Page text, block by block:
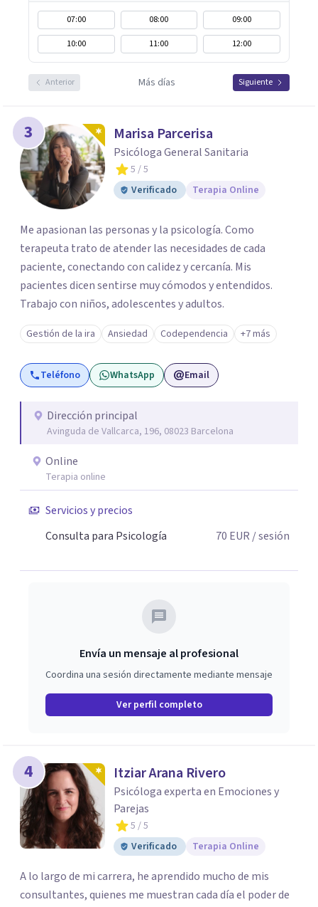
07:00 08:00
09:00
10:00
11:00 12:00
Anterior Más días Siguiente
3 Marisa Parcerisa
Psicóloga General Sanitaria
5 / 5
Verificado
Terapia Online
Me apasionan las personas y la psicología. Como
terapeuta trato de atender las necesidades de cada
paciente, conectando con calidez y cercanía. Mis
pacientes dicen sentirse muy cómodos y entendidos.
Trabajo con niños, adolescentes y adultos.
Gestión de la ira Ansiedad Codependencia +7 más
Teléfono WhatsApp Email
Dirección principal
Avinguda de Vallcarca, 196, 08023 Barcelona
Online
Terapia online
Servicios y precios
Consulta para Psicología
70 EUR / sesión
Envía un mensaje al profesional
Coordina una sesión directamente mediante mensaje
Ver perfil completo
4 Itziar Arana Rivero
Psicóloga experta en Emociones y
Parejas
5 / 5
Verificado
Terapia Online
A lo largo de mi carrera, he aprendido mucho de mis
consultantes, quienes me muestran cada día el poder de